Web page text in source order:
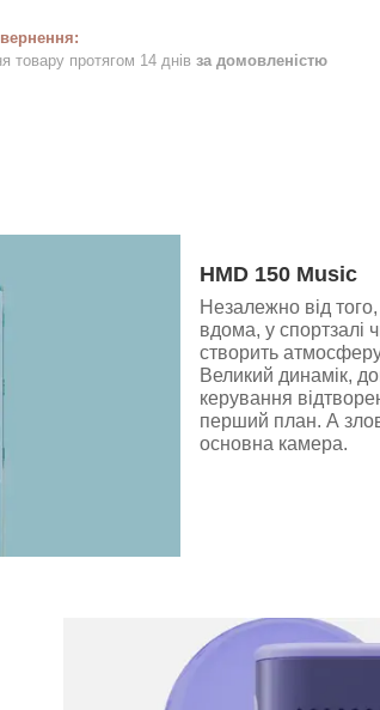
товару протягом 14 днів за домовленістю
HMD 150 Music
Незалежно від
вдома, у спортзалі
створить атмосферу
Великий динамік,
керування
перший план. А
основна камера.